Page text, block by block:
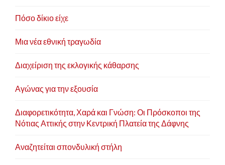
Πόσο δίκιο είχε
Μια νέα εθνική τραγωδία
Διαχείριση της εκλογικής κάθαρσης
Αγώνας για την εξουσία
Διαφορετικότητα, Χαρά και Γνώση: Οι Πρόσκοποι της
Νότιας Αττικής στην Κεντρική Πλατεία της Δάφνης
Αναζητείται σπονδυλική στήλη